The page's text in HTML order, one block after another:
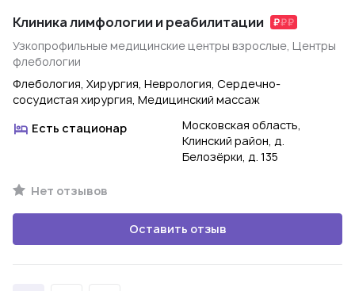
Клиника лимфологии и реабилитации
Узкопрофильные медицинские центры взрослые, Центры
флебологии
Флебология, Хирургия, Неврология, Сердечно-
сосудистая хирургия, Медицинский массаж
Есть стационар
Московская область,
Клинский район, д.
Белозёрки, д. 135
Нет отзывов
Оставить отзыв